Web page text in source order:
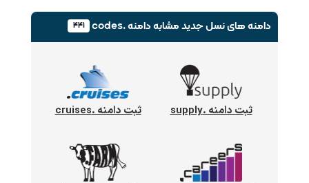
دامنه های نسل جدیدمشابه دامنه .codes ۴۴۱
ثبت دامنه .supply ثبت دامنه .cruises